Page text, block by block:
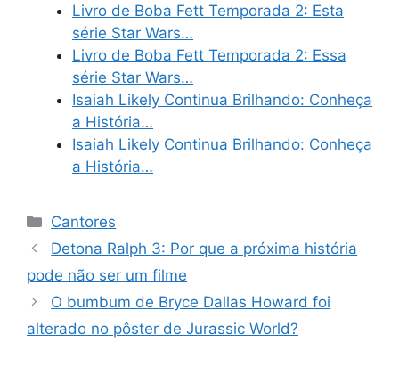
Livro de Boba Fett Temporada 2: Esta
série Star Wars…
Livro de Boba Fett Temporada 2: Essa
série Star Wars…
Isaiah Likely Continua Brilhando: Conheça
a História…
Isaiah Likely Continua Brilhando: Conheça
a História…
Categories
Cantores
Detona Ralph 3: Por que a próxima história
pode não ser um filme
O bumbum de Bryce Dallas Howard foi
alterado no pôster de Jurassic World?